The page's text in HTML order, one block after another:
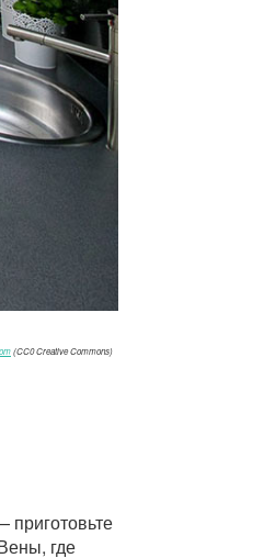
(CC0 Creative Commons)
где